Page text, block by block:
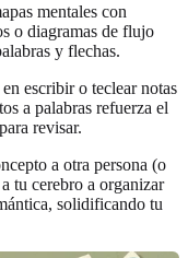
mentales con
o diagramas de flujo
y flechas.
escribir o teclear notas
a palabras refuerza el
revisar.
a otra persona (o
tu cerebro a organizar
solidificando tu